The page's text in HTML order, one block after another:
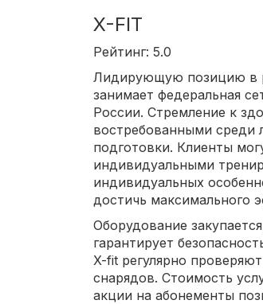
X-FIT
Рейтинг: 5.0
Лидирующую позицию в
занимает федеральная
России. Стремление к
востребованными среди
подготовки. Клиенты
индивидуальными
индивидуальных
достичь максимального
Оборудование
гарантирует
X-fit регулярно
снарядов. Стоимость
акции на абонементы